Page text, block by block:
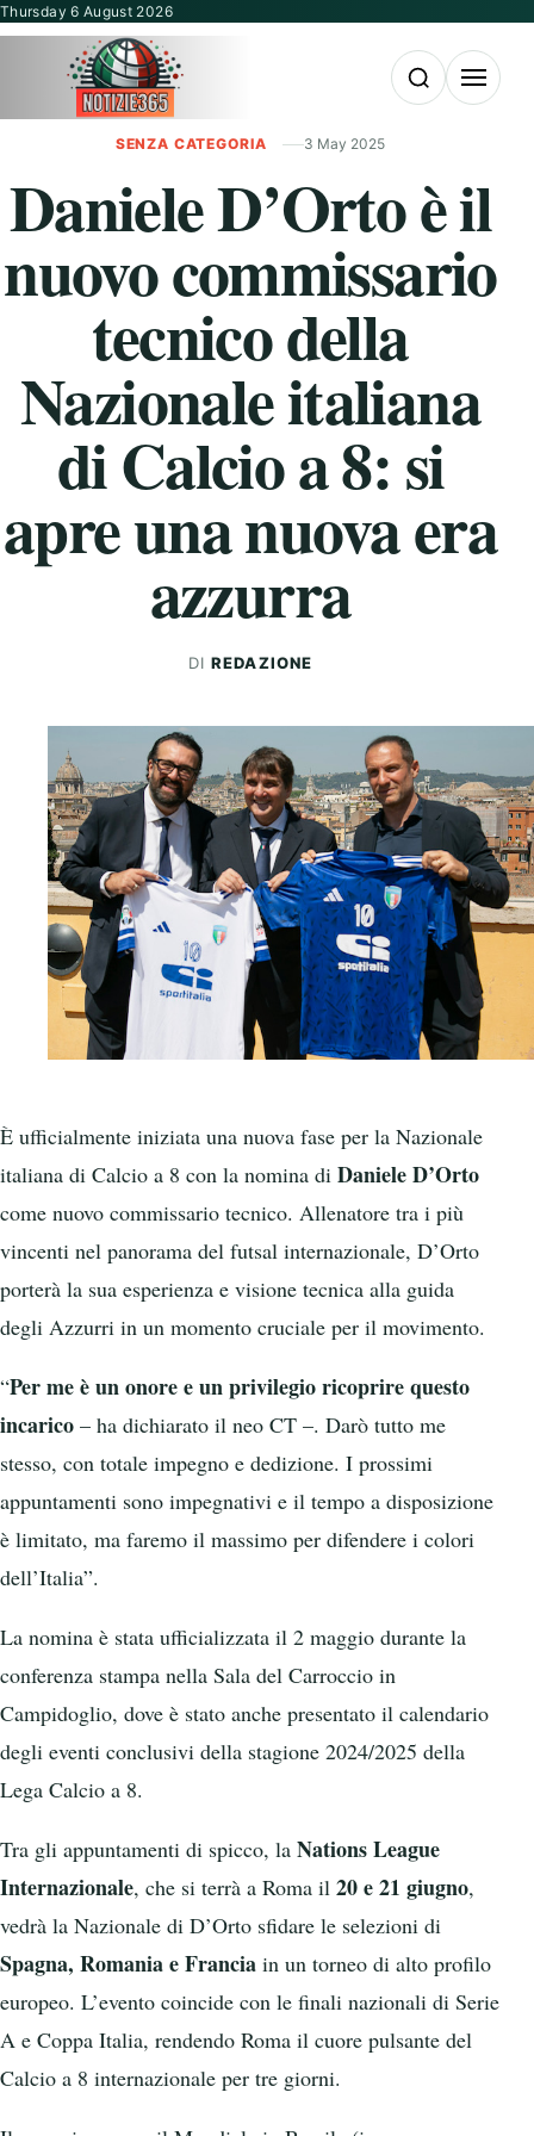
Vai al contenuto
Thursday 6 August 2026
Apri la ricerca
Apri il
SENZA CATEGORIA 3 May 2025
Daniele D’Orto è il
nuovo commissario
tecnico della
Nazionale italiana
di Calcio a 8: si
apre una nuova era
azzurra
DIREDAZIONE
È ufficialmente iniziata una nuova fase per la Nazionale
italiana di Calcio a 8 con la nomina di Daniele D’Orto
come nuovo commissario tecnico. Allenatore tra i più
vincenti nel panorama del futsal internazionale, D’Orto
porterà la sua esperienza e visione tecnica alla guida
degli Azzurri in un momento cruciale per il movimento.
“Per me è un onore e un privilegio ricoprire questo
incarico – ha dichiarato il neo CT –. Darò tutto me
stesso, con totale impegno e dedizione. I prossimi
appuntamenti sono impegnativi e il tempo a disposizione
è limitato, ma faremo il massimo per difendere i colori
dell’Italia”.
La nomina è stata ufficializzata il 2 maggio durante la
conferenza stampa nella Sala del Carroccio in
Campidoglio, dove è stato anche presentato il calendario
degli eventi conclusivi della stagione 2024/2025 della
Lega Calcio a 8.
Tra gli appuntamenti di spicco, la Nations League
Internazionale, che si terrà a Roma il 20 e 21 giugno,
vedrà la Nazionale di D’Orto sfidare le selezioni di
Spagna, Romania e Francia in un torneo di alto profilo
europeo. L’evento coincide con le finali nazionali di Serie
A e Coppa Italia, rendendo Roma il cuore pulsante del
Calcio a 8 internazionale per tre giorni.